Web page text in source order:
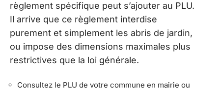
règlement spécifique peut s’ajouter au PLU.
Il arrive que ce règlement interdise
purement et simplement les abris de jardin,
ou impose des dimensions maximales plus
restrictives que la loi générale.
Consultez le PLU de votre commune en mairie ou